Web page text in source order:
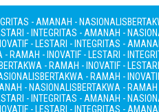
- AMANAH - NASIONALIS
- INTEGRITAS - AMANAH -
- LESTARI - INTEGRITAS -
- RAMAH - INOVATIF - LESTARI -
BERTAKWA - RAMAH - INOVATIF -
BERTAKWA - RAMAH -
- NASIONALISBERTAKWA -
- INTEGRITAS - AMANAH -
- LESTARI - INTEGRITAS -